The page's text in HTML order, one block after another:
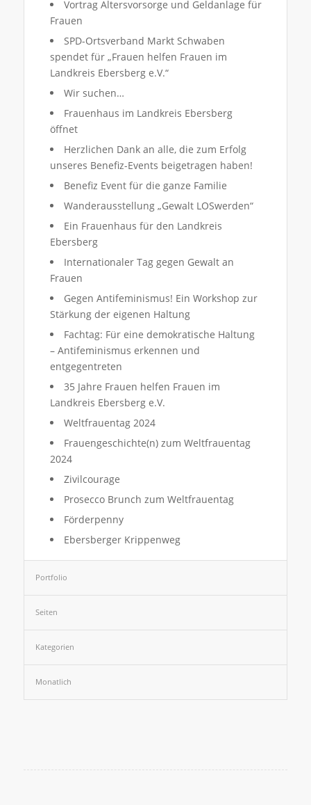
Vortrag Altersvorsorge und Geldanlage für
Frauen
SPD-Ortsverband Markt Schwaben
spendet für „Frauen helfen Frauen im
Landkreis Ebersberg e.V.“
Wir suchen…
Frauenhaus im Landkreis Ebersberg
öffnet
Herzlichen Dank an alle, die zum Erfolg
unseres Benefiz-Events beigetragen haben!
Benefiz Event für die ganze Familie
Wanderausstellung „Gewalt LOSwerden“
Ein Frauenhaus für den Landkreis
Ebersberg
Internationaler Tag gegen Gewalt an
Frauen
Gegen Antifeminismus! Ein Workshop zur
Stärkung der eigenen Haltung
Fachtag: Für eine demokratische Haltung
– Antifeminismus erkennen und
entgegentreten
35 Jahre Frauen helfen Frauen im
Landkreis Ebersberg e.V.
Weltfrauentag 2024
Frauengeschichte(n) zum Weltfrauentag
2024
Zivilcourage
Prosecco Brunch zum Weltfrauentag
Förderpenny
Ebersberger Krippenweg
Portfolio
Seiten
Kategorien
Monatlich